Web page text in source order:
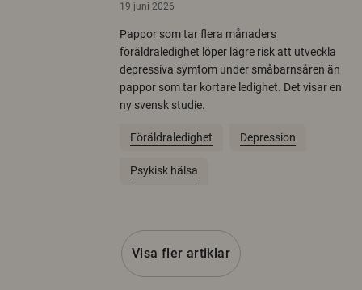
19 juni 2026
Pappor som tar flera månaders
föräldraledighet löper lägre risk att utveckla
depressiva symtom under småbarnsåren än
pappor som tar kortare ledighet. Det visar en
ny svensk studie.
Föräldraledighet Depression
Psykisk hälsa
Visa fler artiklar